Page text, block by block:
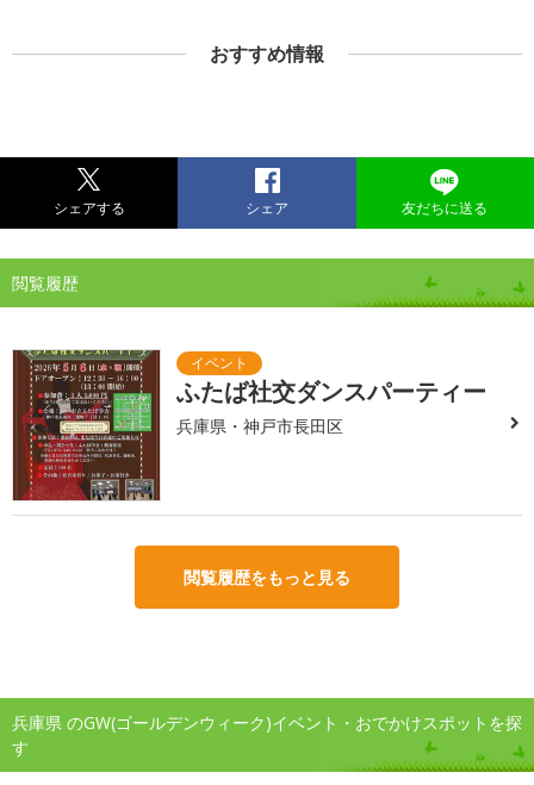
おすすめ情報
シェアする シェア 友だちに送る
閲覧履歴
ふたば社交ダンスパーティー
兵庫県・神戸市長田区
閲覧履歴をもっと見る
兵庫県 のGW(ゴールデンウィーク)イベント・おでかけスポットを探
す